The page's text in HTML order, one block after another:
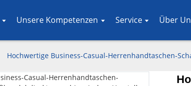
Unsere Kompetenzen Service Über
Hochwertige Business-Casual-Herrenhandtaschen-